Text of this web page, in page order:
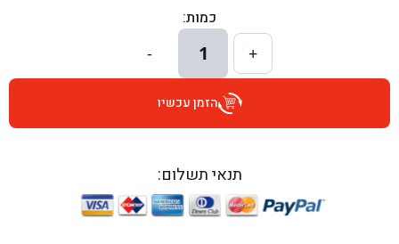
בן גל - הרצל 6, גדרה - גדרה
בן גל - שדרות דוד בן גוריון 8, באר שבע - באר שבע
בן גל - היובלים 26, הוד השרון - הוד השרון
כמות:
+
1
-
הזמן עכשיו
תנאי תשלום: